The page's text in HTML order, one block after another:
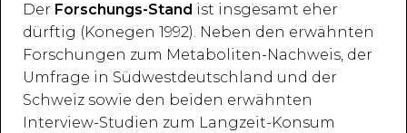
Der Forschungs-Stand ist insgesamt eher
dürftig (Konegen 1992). Neben den erwähnten
Forschungen zum Metaboliten-Nachweis, der
Umfrage in Südwestdeutschland und der
Schweiz sowie den beiden erwähnten
Interview-Studien zum Langzeit-Konsum